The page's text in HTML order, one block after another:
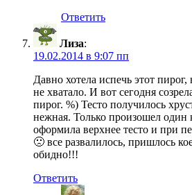
Ответить
Лиза:
19.02.2014 в 9:07 пп
Давно хотела испечь этот
не хватало. И вот сегодня
пирог. %) Тесто получилось
нежная. Только произошел один
оформила верхнее тесто и при
🙁 все развалилось, пришлось
обидно!!!
Ответить